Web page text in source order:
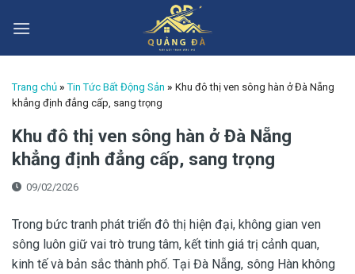
Trang chủ »Tin Tức Bất Động Sản » Khu đô thị ven sông hàn ở Đà Nẵng
khẳng định đẳng cấp, sang trọng
Khu đô thị ven sông hàn ở Đà Nẵng
khẳng định đẳng cấp, sang trọng
09/02/2026
Trong bức tranh phát triển đô thị hiện đại, không gian ven
sông luôn giữ vai trò trung tâm, kết tinh giá trị cảnh quan,
kinh tế và bản sắc thành phố. Tại Đà Nẵng, sông Hàn không